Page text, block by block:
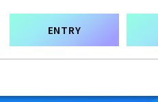
ENTRY